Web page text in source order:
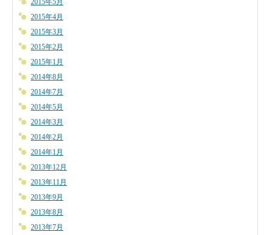
2015年5月
2015年4月
2015年3月
2015年2月
2015年1月
2014年8月
2014年7月
2014年5月
2014年3月
2014年2月
2014年1月
2013年12月
2013年11月
2013年9月
2013年8月
2013年7月